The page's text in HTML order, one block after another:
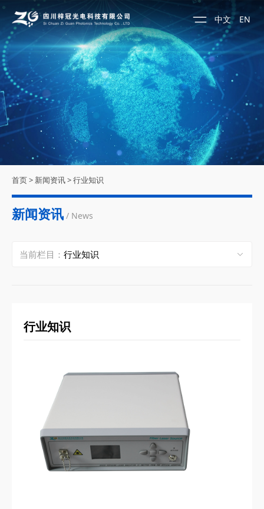
中文 EN
首页> 新闻资讯>行业知识
新闻资讯 / News
当前栏目：
行业知识